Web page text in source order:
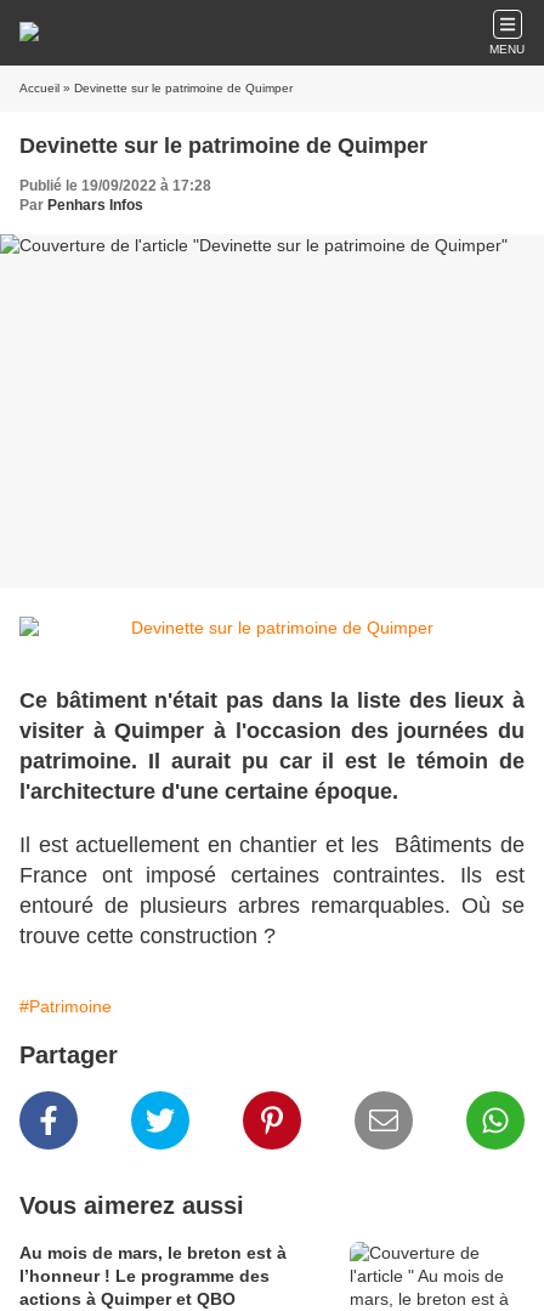
MENU
Accueil » Devinette sur le patrimoine de Quimper
Devinette sur le patrimoine de Quimper
Publié le 19/09/2022 à 17:28
Par Penhars Infos
Ce bâtiment n'était pas dans la liste des lieux à
visiter à Quimper à l'occasion des journées du
patrimoine. Il aurait pu car il est le témoin de
l'architecture d'une certaine époque.
Il est actuellement en chantier et les Bâtiments de
France ont imposé certaines contraintes. Ils est
entouré de plusieurs arbres remarquables. Où se
trouve cette construction ?
#Patrimoine
Partager
Vous aimerez aussi
Au mois de mars, le breton est à
l’honneur ! Le programme des
actions à Quimper et QBO